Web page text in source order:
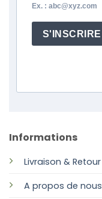
Informations
Livraison & Retour
A propos de nous
Ex. : abc@xyz.com
S'INSCRIRE